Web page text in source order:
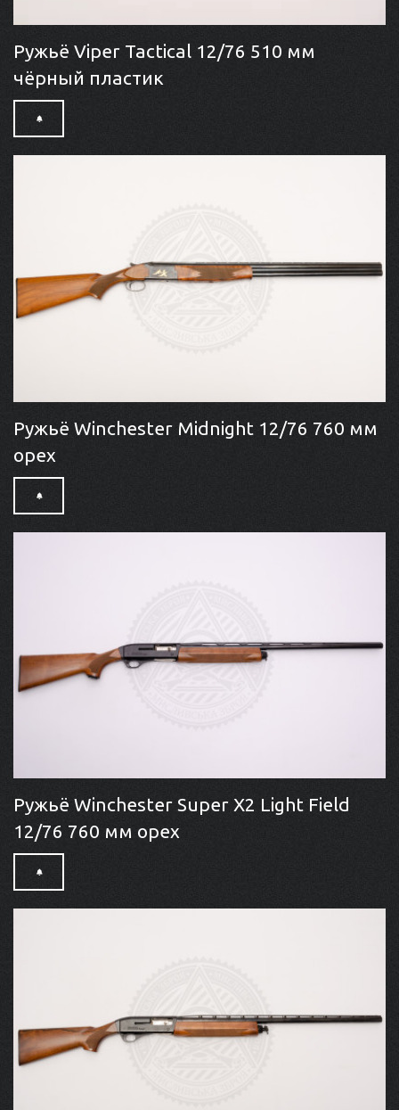
Ружьё Viper Tactical 12/76 510 мм
чёрный пластик
Ружьё Winchester Midnight 12/76 760 мм
орех
Ружьё Winchester Super X2 Light Field
12/76 760 мм орех